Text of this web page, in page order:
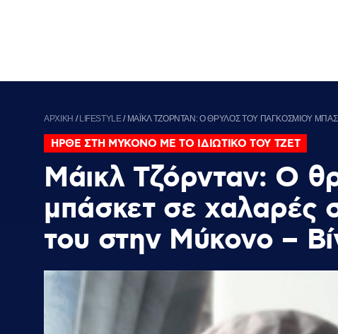
ΑΡΧΙΚΗ / LIFESTYLE/ ΜΑΪΚΛ ΤΖΟΡΝΤΑΝ: Ο ΘΡΥΛΟΣ ΤΟΥ ΠΑΓΚΟΣΜΙΟΥ
ΗΡΘΕ ΣΤΗ ΜΥΚΟΝΟ ΜΕ ΤΟ ΙΔΙΩΤΙΚΟ ΤΟΥ ΤΖΕΤ
Μάικλ Τζόρνταν: Ο
μπάσκετ σε χαλαρές
του στην Μύκονο –